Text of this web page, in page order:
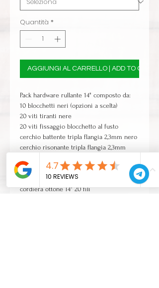
Quantità *
AGGIUNGI AL CARRELLO | ADD TO CART
Pack hardware rullante 14" composto da:
10 blocchetti neri (opzioni a scelta)
20 viti tiranti nere
20 viti fissaggio blocchetto al fusto
cerchio battente tripla flangia 2,3mm nero
cerchio risonante tripla flangia 2,3mm
macchinetta tendicordiera stob5 nero
parte fissa sto1 nero
cordiera ottone 14" 20 fili